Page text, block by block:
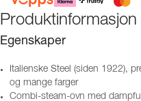
Produktinformasjon
Egenskaper
Italienske Steel (siden 1922),
og mange farger
Combi-steam-ovn med